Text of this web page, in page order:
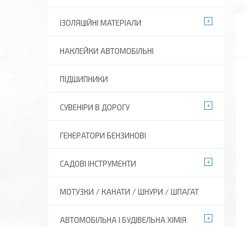
ІЗОЛЯЦІЙНІ МАТЕРІАЛИ
НАКЛЕЙКИ АВТОМОБІЛЬНІ
ПІДШИПНИКИ
СУВЕНІРИ В ДОРОГУ
ГЕНЕРАТОРИ БЕНЗИНОВІ
САДОВІ ІНСТРУМЕНТИ
МОТУЗКИ / КАНАТИ / ШНУРИ / ШПАГАТ
АВТОМОБІЛЬНА І БУДІВЕЛЬНА ХІМІЯ